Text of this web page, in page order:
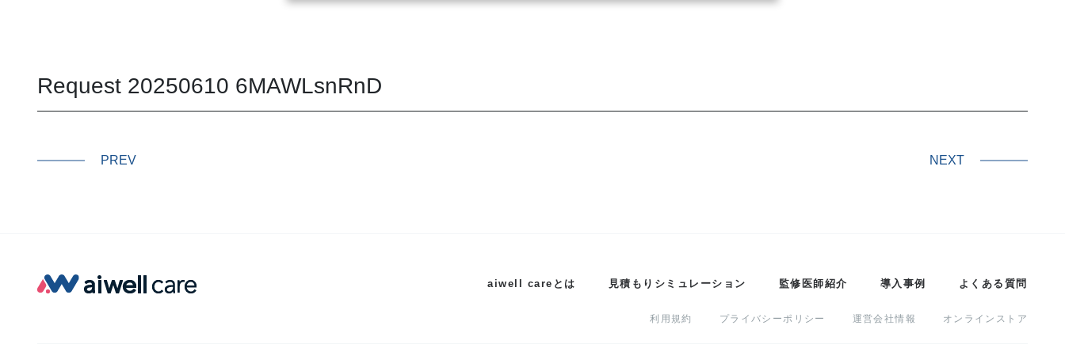
Request 20250610 6MAWLsnRnD
PREV NEXT
aiwell careとは 見積もりシミュレーション 監修医師紹介 導入事例 よくある質問
利用規約 プライバシーポリシー 運営会社情報 オンラインストア